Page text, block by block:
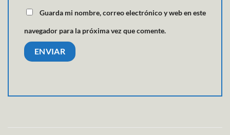
Guarda mi nombre, correo electrónico y web en este
navegador para la próxima vez que comente.